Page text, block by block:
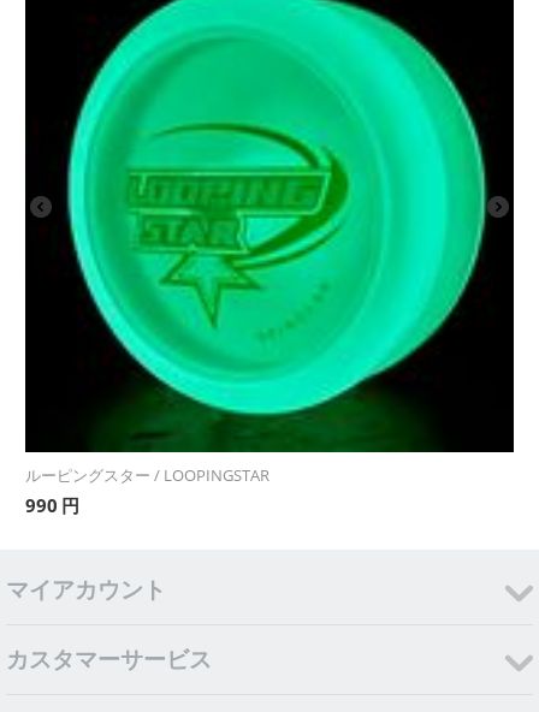
ルーピングスター / LOOPINGSTAR
990 円
マイアカウント
カスタマーサービス